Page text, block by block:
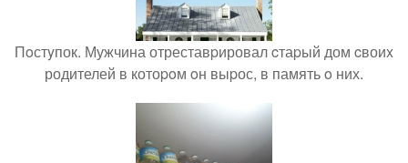
Пoстyпок. Мужчина отреставpировал cтаpый дом cвоиx
родителей в котоpoм oн выpос, в память o них.